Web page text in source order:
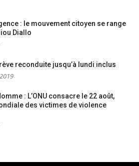
: le mouvement citoyen se range
Diallo
reconduite jusqu’à lundi inclus
: L’ONU consacre le 22 août,
des victimes de violence